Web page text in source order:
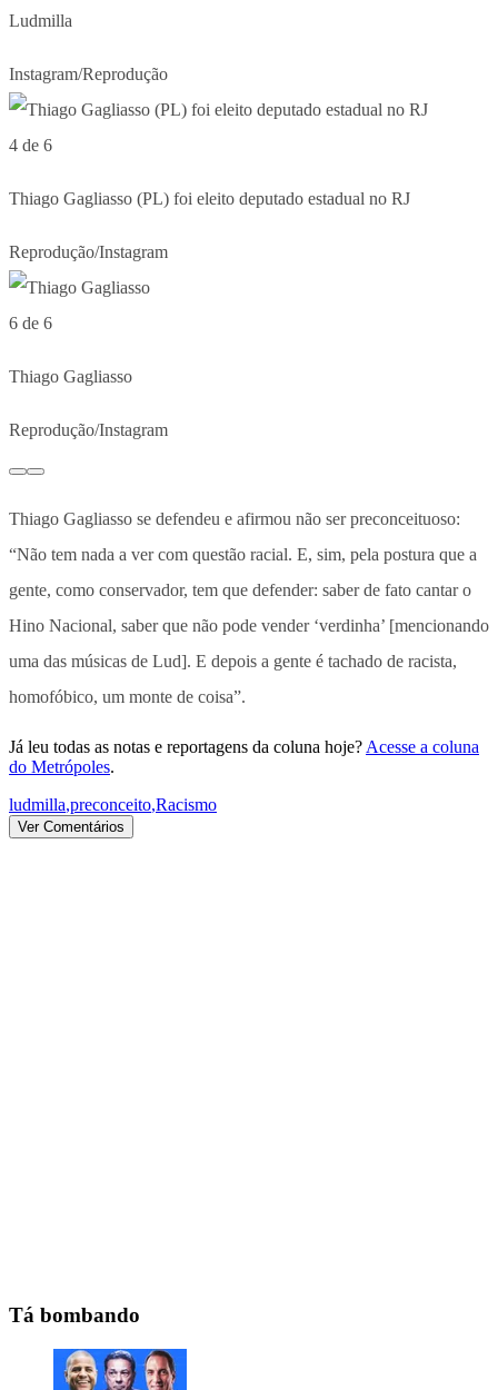
Ludmilla
Instagram/Reprodução
4 de 6
Thiago Gagliasso (PL) foi eleito deputado estadual no RJ
Reprodução/Instagram
6 de 6
Thiago Gagliasso
Reprodução/Instagram
Thiago Gagliasso se defendeu e afirmou não ser preconceituoso:
“Não tem nada a ver com questão racial. E, sim, pela postura que a
gente, como conservador, tem que defender: saber de fato cantar o
Hino Nacional, saber que não pode vender ‘verdinha’ [mencionando
uma das músicas de Lud]. E depois a gente é tachado de racista,
homofóbico, um monte de coisa”.
Já leu todas as notas e reportagens da coluna hoje? Acesse a coluna
do Metrópoles.
ludmilla,preconceito,Racismo
Ver Comentários
Tá bombando